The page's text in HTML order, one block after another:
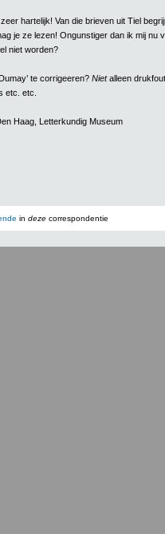
hartelijk! Van die brieven uit Tiel
je ze lezen! Ongunstiger dan ik mij nu
niet worden?
te corrigeeren? Nietalleen
etc. etc.
Haag, Letterkundig Museum
in deze correspondentie